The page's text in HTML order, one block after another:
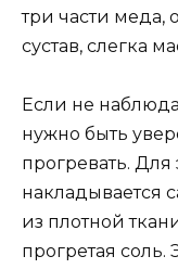
три части меда,
сустав, слегка
Если не
нужно быть
прогревать. Для
накладывается
из плотной
прогретая соль.